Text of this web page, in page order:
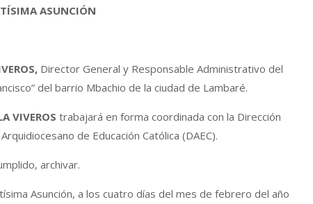
ASUNCIÓN
Director General y Responsable Administrativo del
del barrio Mbachio de la ciudad de Lambaré.
VIVEROS trabajará en forma coordinada con la Dirección
de Educación Católica (DAEC).
archivar.
Asunción, a los cuatro días del mes de febrero del año